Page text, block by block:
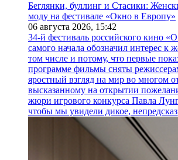
Беглянки, буллинг и Стасики:
моду на фестивале «Окно в Европу»
06 августа 2026, 15:42
34-й фестиваль российского кино
самого начала обозначил интерес к
том числе и потому, что первые
программе фильмы сняты
яростный взгляд на мир во многом
высказанному на открытии
жюри игрового конкурса Павла
чтобы мы увидели дикое,